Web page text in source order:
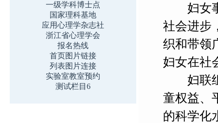
一级学科博士点
国家理科基地
应用心理学杂志社
浙江省心理学会
报名热线
首页图片链接
列表图片连接
实验室教室预约
测试栏目6
妇女事
社会进步
织和带领
妇女在社
妇联组
童权益、
的科学化